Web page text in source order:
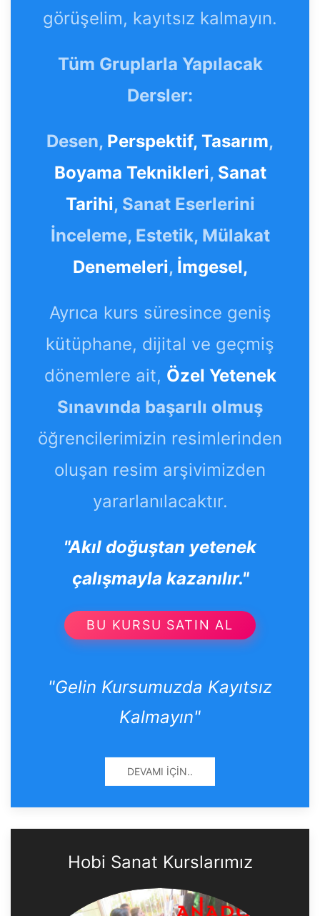
görüşelim, kayıtsız kalmayın.
Tüm Gruplarla Yapılacak
Dersler:
Desen, Perspektif, Tasarım,
Boyama Teknikleri, Sanat
Tarihi, Sanat Eserlerini
İnceleme, Estetik, Mülakat
Denemeleri, İmgesel,
Ayrıca kurs süresince geniş
kütüphane, dijital ve geçmiş
dönemlere ait, Özel Yetenek
Sınavında başarılı olmuş
öğrencilerimizin resimlerinden
oluşan resim arşivimizden
yararlanılacaktır.
"Akıl doğuştan yetenek
çalışmayla kazanılır."
BU KURSU SATIN AL
"Gelin Kursumuzda Kayıtsız
Kalmayın"
DEVAMI İÇIN..
Hobi Sanat Kurslarımız